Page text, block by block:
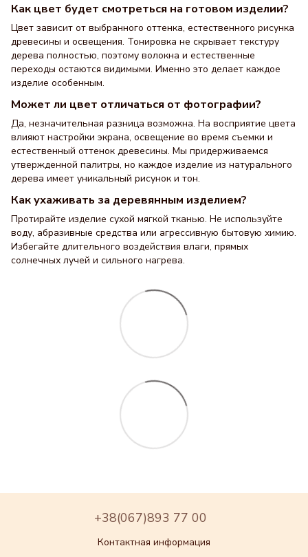
Как цвет будет смотреться на готовом изделии?
Цвет зависит от выбранного оттенка, естественного рисунка
древесины и освещения. Тонировка не скрывает текстуру
дерева полностью, поэтому волокна и естественные
переходы остаются видимыми. Именно это делает каждое
изделие особенным.
Может ли цвет отличаться от фотографии?
Да, незначительная разница возможна. На восприятие цвета
влияют настройки экрана, освещение во время съемки и
естественный оттенок древесины. Мы придерживаемся
утвержденной палитры, но каждое изделие из натурального
дерева имеет уникальный рисунок и тон.
Как ухаживать за деревянным изделием?
Протирайте изделие сухой мягкой тканью. Не используйте
воду, абразивные средства или агрессивную бытовую химию.
Избегайте длительного воздействия влаги, прямых
солнечных лучей и сильного нагрева.
+38(067)893 77 00
Контактная информация